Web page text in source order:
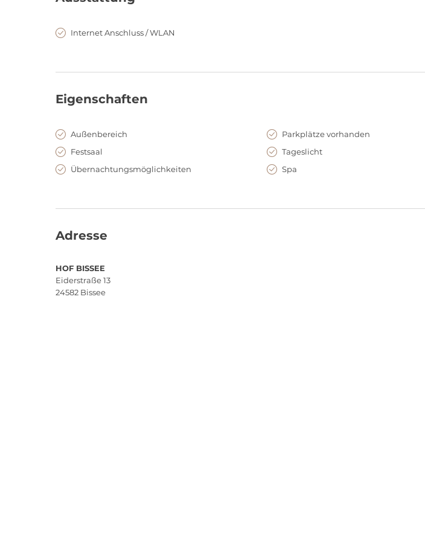
HOF BISSEE begeistert mit exklusiver Ausstattung, nachhaltiger Gastlichkeit und einzigartiger
unvergessliche Momente. Ideal für alle, die nicht nur feiern, sondern genießen wollen.
Internet Anschluss / WLAN
Eigenschaften
Außenbereich
Parkplätze vorhanden
Festsaal
Tageslicht
Übernachtungsmöglichkeiten
Spa
Adresse
HOF BISSEE
Eiderstraße 13
24582 Bissee